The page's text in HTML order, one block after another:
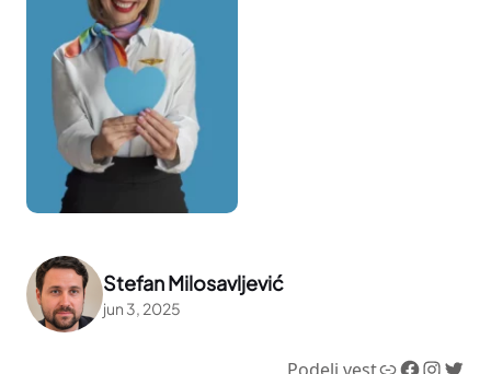
Stefan Milosavljević
jun 3, 2025